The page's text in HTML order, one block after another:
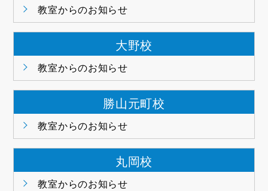
教室からのお知らせ
大野校
教室からのお知らせ
勝山元町校
教室からのお知らせ
丸岡校
教室からのお知らせ